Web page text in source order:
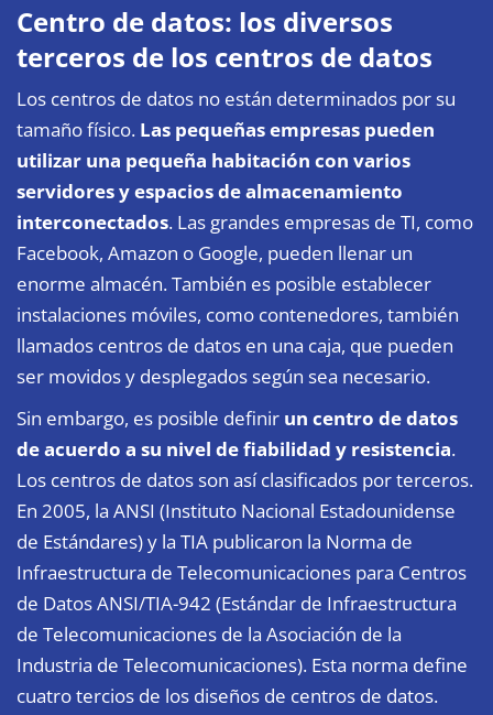
Centro de datos: los diversos
terceros de los centros de datos
Los centros de datos no están determinados por su
tamaño físico. Las pequeñas empresas pueden
utilizar una pequeña habitación con varios
servidores y espacios de almacenamiento
interconectados. Las grandes empresas de TI, como
Facebook, Amazon o Google, pueden llenar un
enorme almacén. También es posible establecer
instalaciones móviles, como contenedores, también
llamados centros de datos en una caja, que pueden
ser movidos y desplegados según sea necesario.
Sin embargo, es posible definir un centro de datos
de acuerdo a su nivel de fiabilidad y resistencia.
Los centros de datos son así clasificados por terceros.
En 2005, la ANSI (Instituto Nacional Estadounidense
de Estándares) y la TIA publicaron la Norma de
Infraestructura de Telecomunicaciones para Centros
de Datos ANSI/TIA-942 (Estándar de Infraestructura
de Telecomunicaciones de la Asociación de la
Industria de Telecomunicaciones). Esta norma define
cuatro tercios de los diseños de centros de datos.